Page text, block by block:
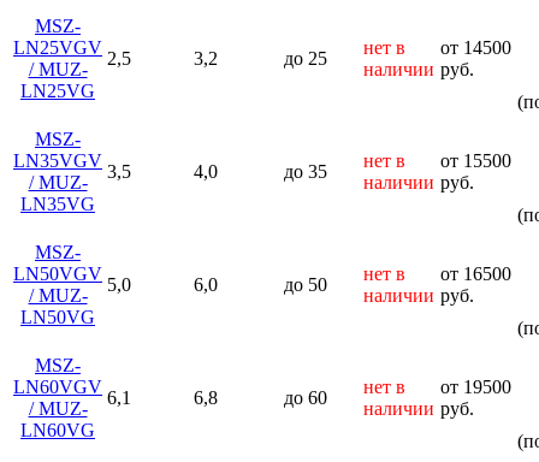
MSZ-
LN25VGV
/ MUZ-
LN25VG
2,5 3,2 до 25
нет в
наличии
от 14500
руб.
MSZ-
LN35VGV
/ MUZ-
LN35VG
3,5 4,0 до 35
нет в
наличии
от 15500
руб.
MSZ-
LN50VGV
/ MUZ-
LN50VG
5,0 6,0 до 50
нет в
наличии
от 16500
руб.
MSZ-
LN60VGV
/ MUZ-
LN60VG
6,1 6,8 до 60
нет в
наличии
от 19500
руб.